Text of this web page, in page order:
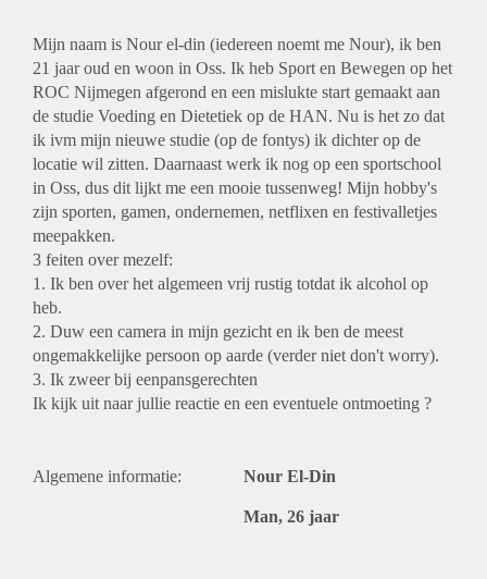
Mijn naam is Nour el-din (iedereen noemt me Nour), ik ben
21 jaar oud en woon in Oss. Ik heb Sport en Bewegen op het
ROC Nijmegen afgerond en een mislukte start gemaakt aan
de studie Voeding en Dietetiek op de HAN. Nu is het zo dat
ik ivm mijn nieuwe studie (op de fontys) ik dichter op de
locatie wil zitten. Daarnaast werk ik nog op een sportschool
in Oss, dus dit lijkt me een mooie tussenweg! Mijn hobby's
zijn sporten, gamen, ondernemen, netflixen en festivalletjes
meepakken.
3 feiten over mezelf:
1. Ik ben over het algemeen vrij rustig totdat ik alcohol op
heb.
2. Duw een camera in mijn gezicht en ik ben de meest
ongemakkelijke persoon op aarde (verder niet don't worry).
3. Ik zweer bij eenpansgerechten
Ik kijk uit naar jullie reactie en een eventuele ontmoeting ?
Algemene informatie: Nour El-Din
Man, 26 jaar